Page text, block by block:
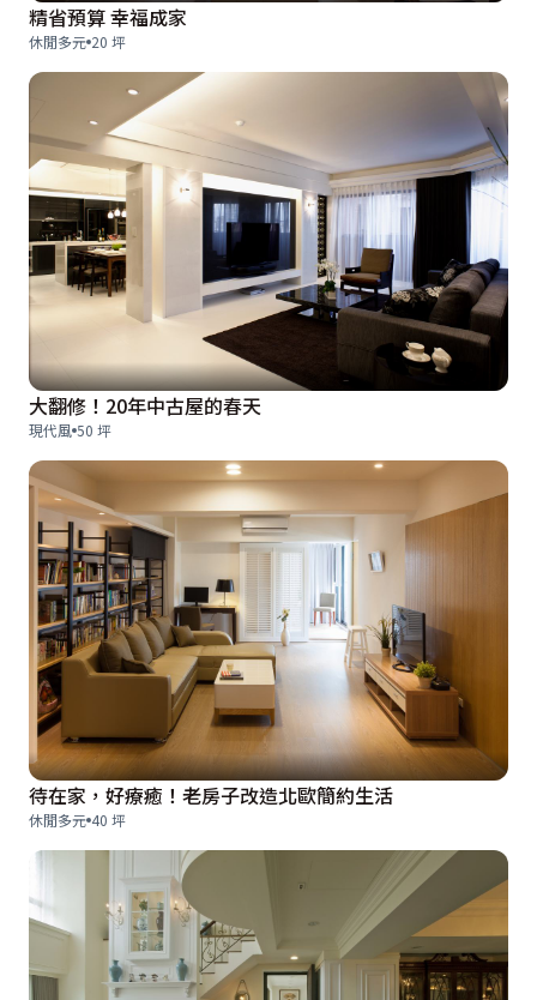
精省預算 幸福成家
休閒多元 20 坪
大翻修！20年中古屋的春天
現代風 50 坪
待在家，好療癒！老房子改造北歐簡約生活
休閒多元 40 坪